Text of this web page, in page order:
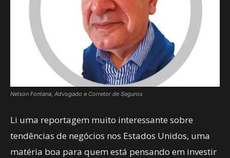
Nelson Fontana, Advogado e Corretor de Seguros
Li uma reportagem muito interessante sobre
tendências de negócios nos Estados Unidos, uma
matéria boa para quem está pensando em investir